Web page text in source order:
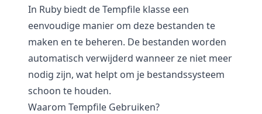
In Ruby biedt de Tempfile klasse een
eenvoudige manier om deze bestanden te
maken en te beheren. De bestanden worden
automatisch verwijderd wanneer ze niet meer
nodig zijn, wat helpt om je bestandssysteem
schoon te houden.
Waarom Tempfile Gebruiken?